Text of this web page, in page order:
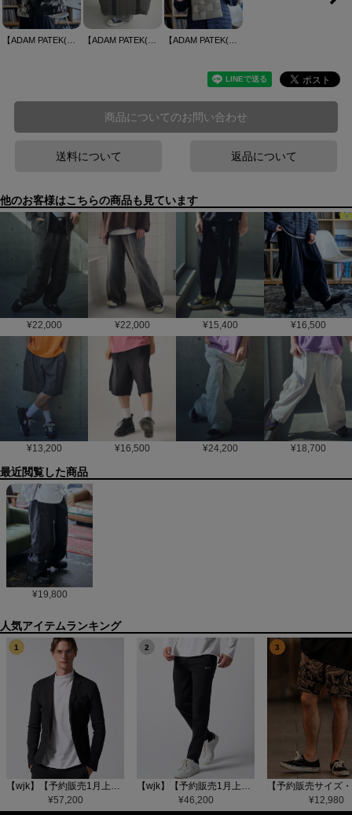
商品についてのお問い合わせ
送料について 返品について
他のお客様はこちらの商品も見ています
¥22,000 ¥22,000 ¥15,400 ¥16,500
¥13,200 ¥16,500 ¥24,200 ¥18,700
最近閲覧した商品
¥19,800
1
【wjk】【予約販売1月上旬～中旬入荷】function knit jacket(jacquard check) ニットジャケット(207 mw08j)
¥57,200
2
【wjk】【予約販売1月上旬～中旬入荷】function knit easy slacks(jacquard check) ニットイージーパンツ(504 mw08j)
¥46,200
3
¥12,980